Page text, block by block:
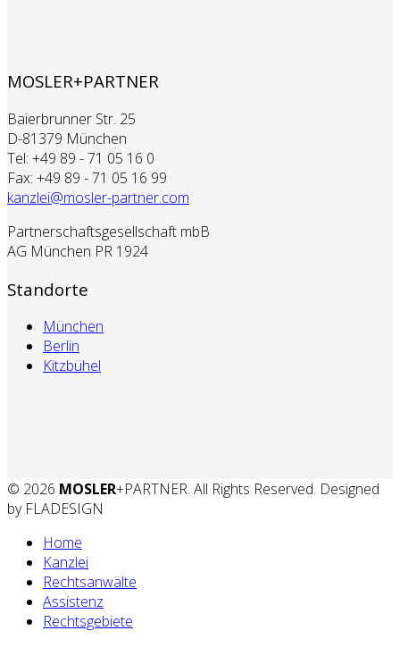
MOSLER+PARTNER
Baierbrunner Str. 25
D-81379 München
Tel: +49 89 - 71 05 16 0
Fax: +49 89 - 71 05 16 99
kanzlei@mosler-partner.com
Partnerschaftsgesellschaft mbB
AG München PR 1924
Standorte
München
Berlin
Kitzbühel
© 2026 MOSLER+PARTNER. All Rights Reserved. Designed
by FLADESIGN
Home
Kanzlei
Rechtsanwälte
Assistenz
Rechtsgebiete